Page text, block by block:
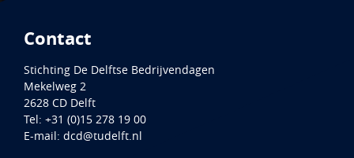
Contact
Stichting De Delftse Bedrijvendagen
Mekelweg 2
2628 CD Delft
Tel: +31 (0)15 278 19 00
E-mail: dcd@tudelft.nl